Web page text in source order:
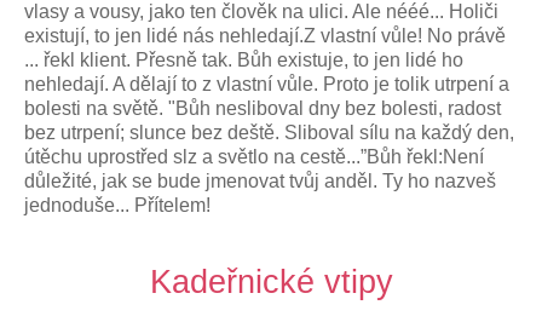
vlasy a vousy, jako ten člověk na ulici. Ale nééé... Holiči
existují, to jen lidé nás nehledají.Z vlastní vůle! No právě
... řekl klient. Přesně tak. Bůh existuje, to jen lidé ho
nehledají. A dělají to z vlastní vůle. Proto je tolik utrpení a
bolesti na světě. "Bůh nesliboval dny bez bolesti, radost
bez utrpení; slunce bez deště. Sliboval sílu na každý den,
útěchu uprostřed slz a světlo na cestě...”Bůh řekl:Není
důležité, jak se bude jmenovat tvůj anděl. Ty ho nazveš
jednoduše... Přítelem!
Kadeřnické vtipy